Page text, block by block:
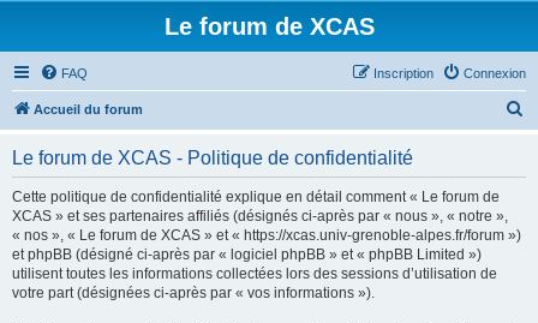
Le forum de XCAS
FAQ Connexion
Inscription
Accueil du forum
Le forum de XCAS - Politique de confidentialité
Cette politique de confidentialité explique en détail comment « Le forum de
XCAS » et ses partenaires affiliés (désignés ci-après par « nous », « notre »,
« nos », « Le forum de XCAS » et « https://xcas.univ-grenoble-alpes.fr/forum »)
et phpBB (désigné ci-après par « logiciel phpBB » et « phpBB Limited »)
utilisent toutes les informations collectées lors des sessions d’utilisation de
votre part (désignées ci-après par « vos informations »).